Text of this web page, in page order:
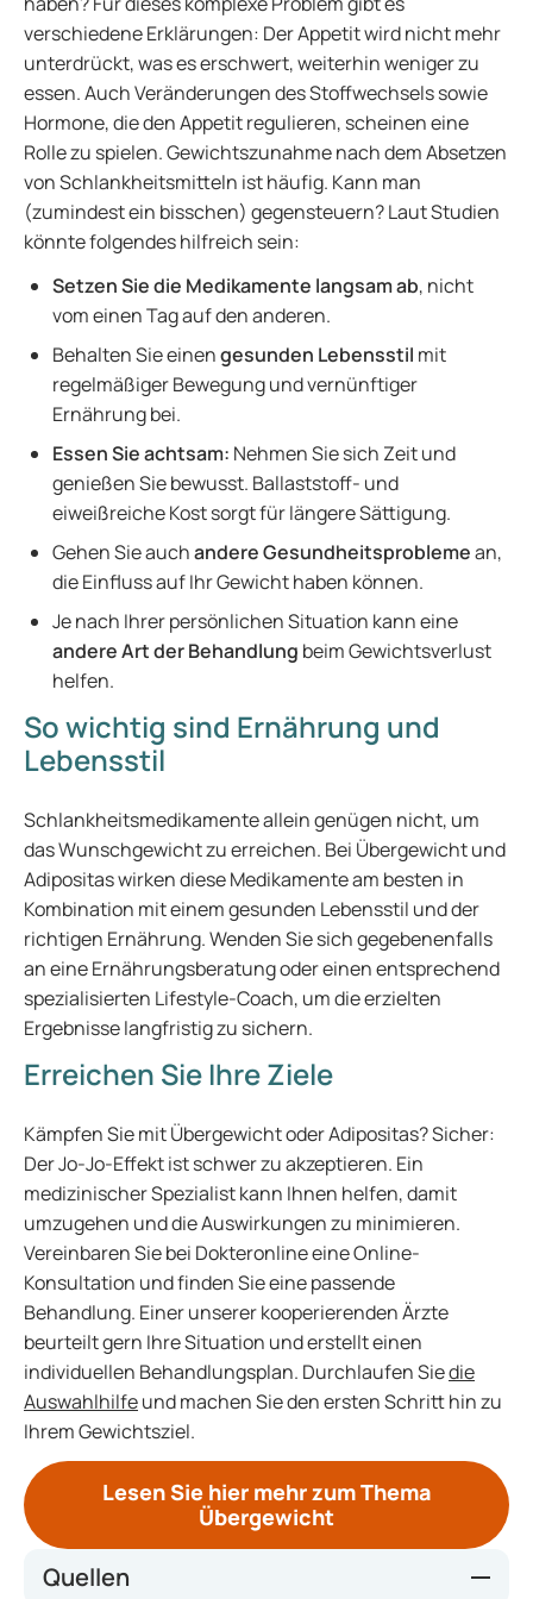
verschiedene Erklärungen: Der Appetit wird nicht mehr
unterdrückt, was es erschwert, weiterhin weniger zu
essen. Auch Veränderungen des Stoffwechsels sowie
Hormone, die den Appetit regulieren, scheinen eine
Rolle zu spielen. Gewichtszunahme nach dem Absetzen
von Schlankheitsmitteln ist häufig. Kann man
(zumindest ein bisschen) gegensteuern? Laut Studien
könnte folgendes hilfreich sein:
Setzen Sie die Medikamente langsam ab, nicht
vom einen Tag auf den anderen.
Behalten Sie einengesunden Lebensstil mit
regelmäßiger Bewegung und vernünftiger
Ernährung bei.
Essen Sieachtsam: Nehmen Sie sich Zeit und
genießen Sie bewusst. Ballaststoff- und
eiweißreiche Kost sorgt für längere Sättigung.
Gehen Sie auchandere Gesundheitsproblemean,
die Einfluss auf Ihr Gewicht haben können.
Je nach Ihrer persönlichen Situation kann eine
andere Art der Behandlung beim Gewichtsverlust
helfen.
So wichtig sind Ernährung und
Lebensstil
Schlankheitsmedikamente allein genügen nicht, um
das Wunschgewicht zu erreichen. Bei Übergewicht und
Adipositas wirken diese Medikamente am besten in
Kombination mit einem gesunden Lebensstil und der
richtigen Ernährung. Wenden Sie sich gegebenenfalls
an eine Ernährungsberatung oder einen entsprechend
spezialisierten Lifestyle-Coach, um die erzielten
Ergebnisse langfristig zu sichern.
Erreichen Sie Ihre Ziele
Kämpfen Sie mit Übergewicht oder Adipositas? Sicher:
Der Jo-Jo-Effekt ist schwer zu akzeptieren. Ein
medizinischer Spezialist kann Ihnen helfen, damit
umzugehen und die Auswirkungen zu minimieren.
Vereinbaren Sie bei Dokteronline eine Online-
Konsultation und finden Sie eine passende
Behandlung. Einer unserer kooperierenden Ärzte
beurteilt gern Ihre Situation und erstellt einen
individuellen Behandlungsplan. Durchlaufen Siedie
Auswahlhilfeund machen Sie den ersten Schritt hin zu
Ihrem Gewichtsziel.
Lesen Sie hier mehr zum Thema
Übergewicht
Quellen